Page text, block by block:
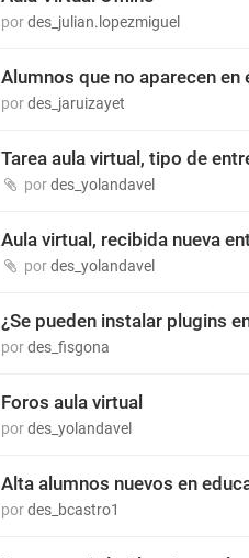
pordes_julian.lopezmiguel
Alumnos que no aparecen en
pordes_jaruizayet
Tarea aula virtual, tipo de
pordes_yolandavel
Aula virtual, recibida nueva
pordes_yolandavel
¿Se pueden instalar plugins
pordes_fisgona
Foros aula virtual
pordes_yolandavel
Alta alumnos nuevos en
pordes_bcastro1